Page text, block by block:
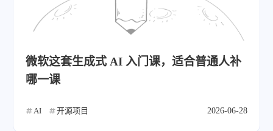
微软这套生成式 AI 入门课，适合普通人补
哪一课
AI 开源项目 2026-06-28